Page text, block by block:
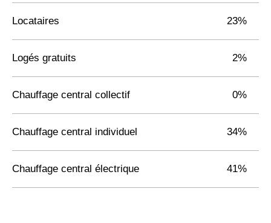
Locataires 23%
Logés gratuits 2%
Chauffage central collectif 0%
Chauffage central individuel 34%
Chauffage central électrique 41%